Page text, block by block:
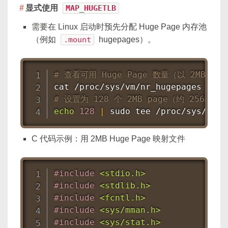
显式使用 MAP_HUGETLB
需要在 Linux 启动时预先分配 Huge Page 内存池
（例如
.mount hugepages）。
# 查看可用 Huge Page 数量（以 2MB 为单
cat
# 设置为 128 个 2MB page（约 256MB）
echo
128 | sudo tee /proc/sys/vm/
C 代码示例：用 2MB Huge Page 映射文件
#include <stdio.h>
#include <stdlib.h>
#include <fcntl.h>
#include <sys/mman.h>
#include <sys/stat.h>